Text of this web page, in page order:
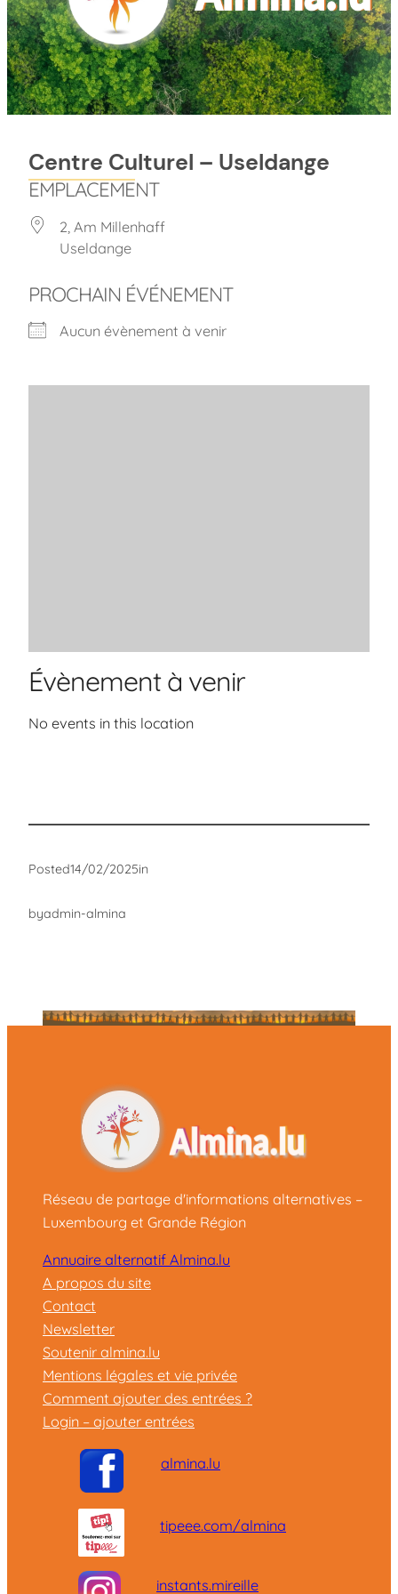
Centre Culturel – Useldange
EMPLACEMENT
2, Am Millenhaff
Useldange
PROCHAIN ÉVÉNEMENT
Aucun évènement à venir
Évènement à venir
No events in this location
Posted14/02/2025in
byadmin-almina
Réseau de partage d'informations alternatives –
Luxembourg et Grande Région
Annuaire alternatif Almina.lu
A propos du site
Contact
Newsletter
Soutenir almina.lu
Mentions légales et vie privée
Comment ajouter des entrées ?
Login – ajouter entrées
almina.lu
tipeee.com/almina
instants.mireille